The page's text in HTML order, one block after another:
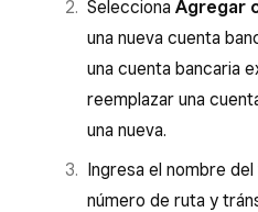
Selecciona Agregar
una nueva cuenta
una cuenta bancaria
reemplazar una
una nueva.
Ingresa el nombre
número de ruta y